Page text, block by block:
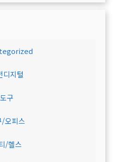
디지털
도구
/오피스
/헬스